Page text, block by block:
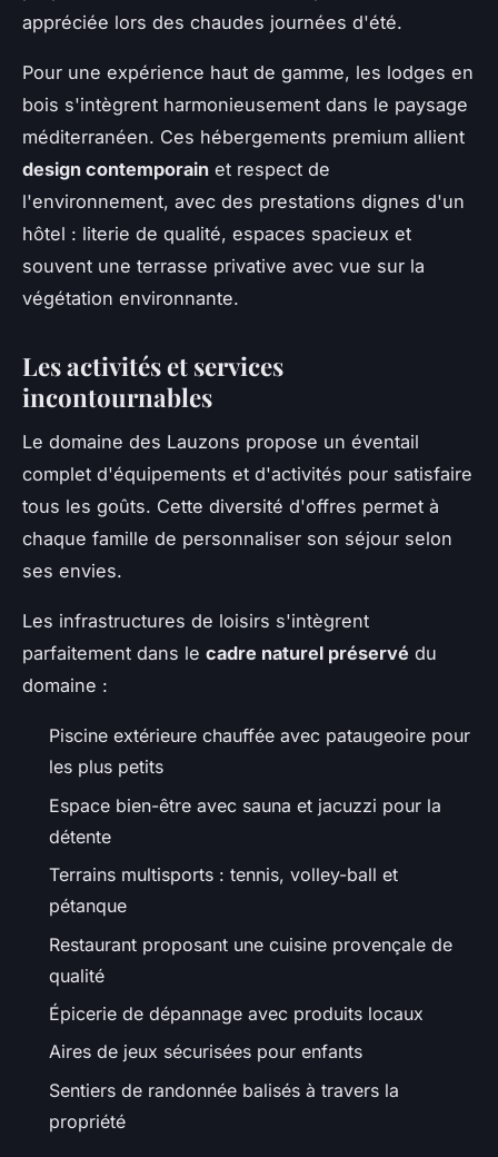
appréciée lors des chaudes journées d'été.
Pour une expérience haut de gamme, les lodges en
bois s'intègrent harmonieusement dans le paysage
méditerranéen. Ces hébergements premium allient
design contemporain et respect de
l'environnement, avec des prestations dignes d'un
hôtel : literie de qualité, espaces spacieux et
souvent une terrasse privative avec vue sur la
végétation environnante.
Les activités et services
incontournables
Le domaine des Lauzons propose un éventail
complet d'équipements et d'activités pour satisfaire
tous les goûts. Cette diversité d'offres permet à
chaque famille de personnaliser son séjour selon
ses envies.
Les infrastructures de loisirs s'intègrent
parfaitement dans le cadre naturel préservé du
domaine :
Piscine extérieure chauffée avec pataugeoire pour
les plus petits
Espace bien-être avec sauna et jacuzzi pour la
détente
Terrains multisports : tennis, volley-ball et
pétanque
Restaurant proposant une cuisine provençale de
qualité
Épicerie de dépannage avec produits locaux
Aires de jeux sécurisées pour enfants
Sentiers de randonnée balisés à travers la
propriété